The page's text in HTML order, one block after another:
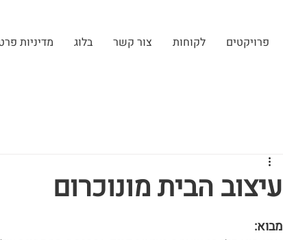
פרויקטים לקוחות צור קשר בלוג מדיניות
עיצוב הבית מונוכרום
מבוא: